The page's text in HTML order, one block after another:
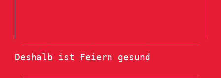
Deshalb ist Feiern gesund